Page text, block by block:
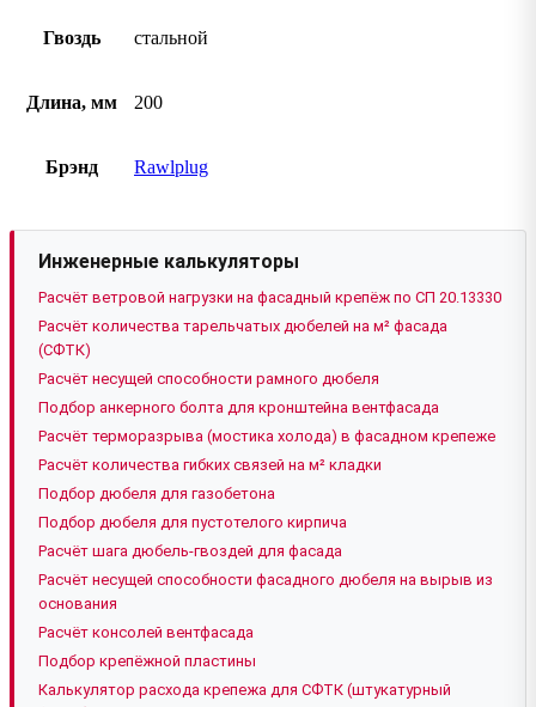
Гвоздь стальной
Длина, мм 200
Брэнд Rawlplug
Инженерные калькуляторы
Расчёт ветровой нагрузки на фасадный крепёж по СП 20.13330
Расчёт количества тарельчатых дюбелей на м² фасада
(СФТК)
Расчёт несущей способности рамного дюбеля
Подбор анкерного болта для кронштейна вентфасада
Расчёт терморазрыва (мостика холода) в фасадном крепеже
Расчёт количества гибких связей на м² кладки
Подбор дюбеля для газобетона
Подбор дюбеля для пустотелого кирпича
Расчёт шага дюбель-гвоздей для фасада
Расчёт несущей способности фасадного дюбеля на вырыв из
основания
Расчёт консолей вентфасада
Подбор крепёжной пластины
Калькулятор расхода крепежа для СФТК (штукатурный